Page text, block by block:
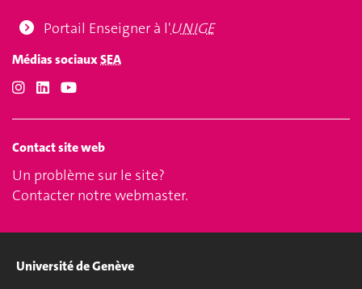
Portail Enseigner à l'UNIGE
Médias sociauxSEA
Contact site web
Un problème sur le site?
Contacter notre webmaster.
Université de Genève